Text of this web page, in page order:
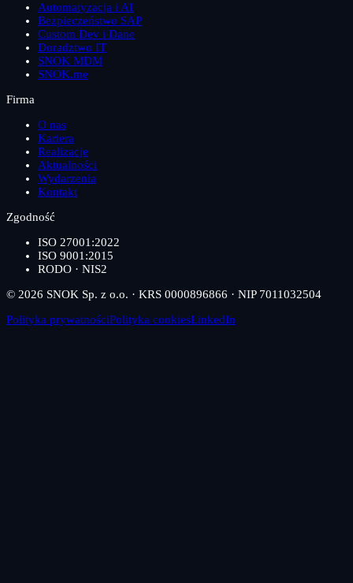
Automatyzacja i AI
Bezpieczeństwo SAP
Custom Dev i Dane
Doradztwo IT
SNOK MDM
SNOK.me
Firma
O nas
Kariera
Realizacje
Aktualności
Wydarzenia
Kontakt
Zgodność
ISO 27001:2022
ISO 9001:2015
RODO · NIS2
© 2026 SNOK Sp. z o.o. · KRS 0000896866 · NIP 7011032504
Polityka prywatnościPolityka cookiesLinkedIn